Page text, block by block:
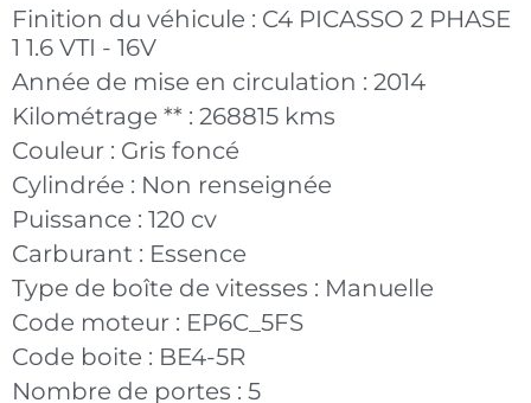
Finition du véhicule : C4 PICASSO 2 PHASE
1 1.6 VTI - 16V
Année de mise en circulation : 2014
Kilométrage ** : 268815 kms
Couleur : Gris foncé
Cylindrée : Non renseignée
Puissance : 120 cv
Carburant : Essence
Type de boîte de vitesses : Manuelle
Code moteur : EP6C_5FS
Code boite : BE4-5R
Nombre de portes : 5